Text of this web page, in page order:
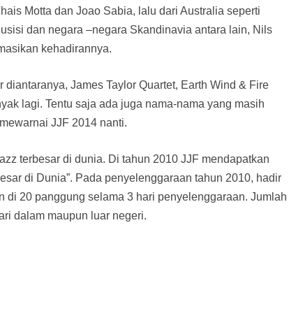
Motta dan Joao Sabia, lalu dari Australia seperti
dan negara –negara Skandinavia antara lain, Nils
kehadirannya.
James Taylor Quartet, Earth Wind & Fire
lagi. Tentu saja ada juga nama-nama yang masih
JJF 2014 nanti.
terbesar di dunia. Di tahun 2010 JJF mendapatkan
di Dunia”. Pada penyelenggaraan tahun 2010, hadir
20 panggung selama 3 hari penyelenggaraan. Jumlah
dalam maupun luar negeri.